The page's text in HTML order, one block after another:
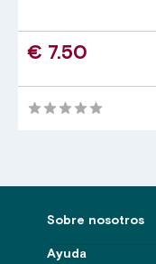
€ 7.50
Sobre nosotros
Ayuda